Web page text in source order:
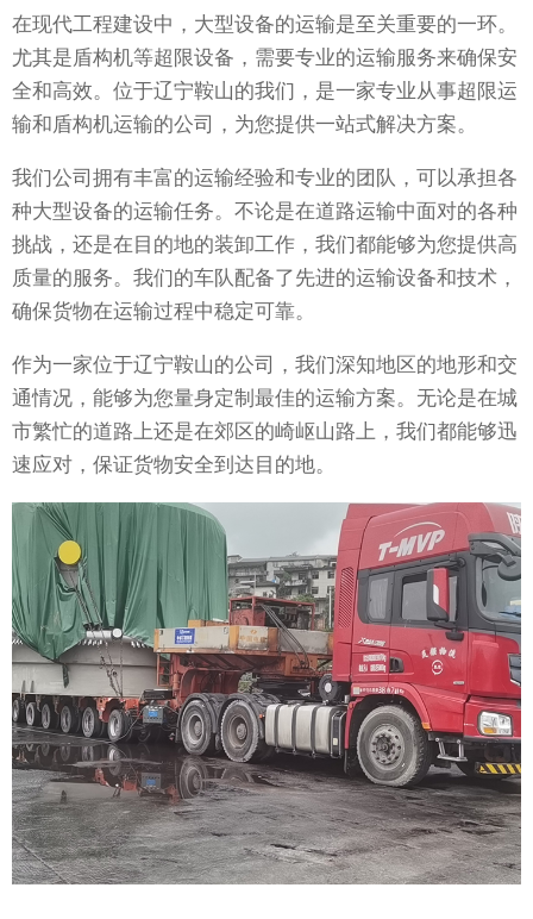
在现代工程建设中，大型设备的运输是至关重要的一环。
尤其是盾构机等超限设备，需要专业的运输服务来确保安
全和高效。位于辽宁鞍山的我们，是一家专业从事超限运
输和盾构机运输的公司，为您提供一站式解决方案。
我们公司拥有丰富的运输经验和专业的团队，可以承担各
种大型设备的运输任务。不论是在道路运输中面对的各种
挑战，还是在目的地的装卸工作，我们都能够为您提供高
质量的服务。我们的车队配备了先进的运输设备和技术，
确保货物在运输过程中稳定可靠。
作为一家位于辽宁鞍山的公司，我们深知地区的地形和交
通情况，能够为您量身定制最佳的运输方案。无论是在城
市繁忙的道路上还是在郊区的崎岖山路上，我们都能够迅
速应对，保证货物安全到达目的地。